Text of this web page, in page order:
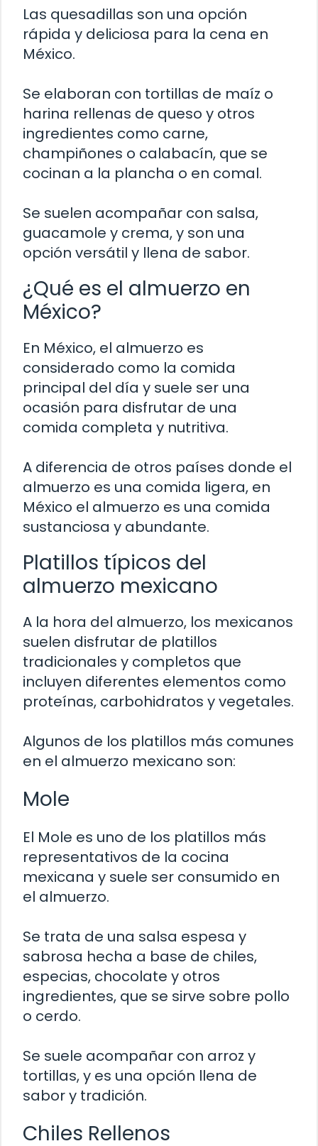
Las quesadillas son una opción
rápida y deliciosa para la cena en
México.
Se elaboran con tortillas de maíz o
harina rellenas de queso y otros
ingredientes como carne,
champiñones o calabacín, que se
cocinan a la plancha o en comal.
Se suelen acompañar con salsa,
guacamole y crema, y son una
opción versátil y llena de sabor.
¿Qué es el almuerzo en
México?
En México, el almuerzo es
considerado como la comida
principal del día y suele ser una
ocasión para disfrutar de una
comida completa y nutritiva.
A diferencia de otros países donde el
almuerzo es una comida ligera, en
México el almuerzo es una comida
sustanciosa y abundante.
Platillos típicos del
almuerzo mexicano
A la hora del almuerzo, los mexicanos
suelen disfrutar de platillos
tradicionales y completos que
incluyen diferentes elementos como
proteínas, carbohidratos y vegetales.
Algunos de los platillos más comunes
en el almuerzo mexicano son:
Mole
El Mole es uno de los platillos más
representativos de la cocina
mexicana y suele ser consumido en
el almuerzo.
Se trata de una salsa espesa y
sabrosa hecha a base de chiles,
especias, chocolate y otros
ingredientes, que se sirve sobre pollo
o cerdo.
Se suele acompañar con arroz y
tortillas, y es una opción llena de
sabor y tradición.
Chiles Rellenos